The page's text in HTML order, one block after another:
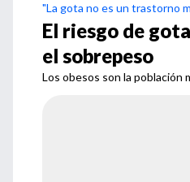
"La gota no es un trastorno
El riesgo de
el sobrepeso
Los obesos son la población